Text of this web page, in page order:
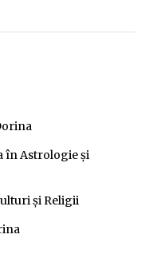
u razvoju zajednice
în Astrologie și
și Religii